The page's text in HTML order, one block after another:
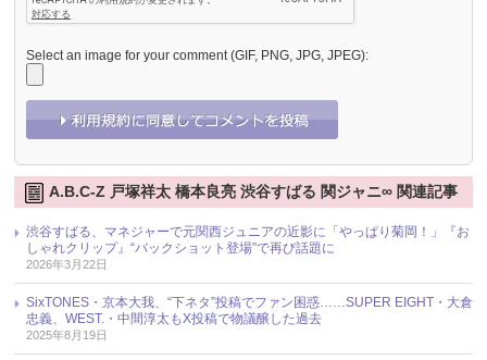
Select an image for your comment (GIF, PNG, JPG, JPEG):
A.B.C-Z 戸塚祥太 橋本良亮 渋谷すばる 関ジャニ∞ 関連記事
渋谷すばる、マネジャーで元関西ジュニアの近影に「やっぱり菊岡！」『お
しゃれクリップ』“バックショット登場”で再び話題に
2026年3月22日
SixTONES・京本大我、“下ネタ”投稿でファン困惑……SUPER EIGHT・大倉
忠義、WEST.・中間淳太もX投稿で物議醸した過去
2025年8月19日